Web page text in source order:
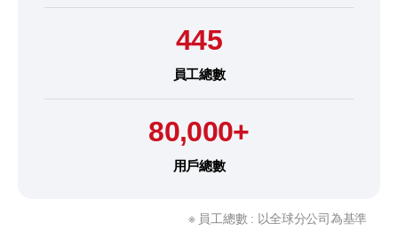
445
員工總數
80,000+
用戶總數
※ 員工總數 : 以全球分公司為基準